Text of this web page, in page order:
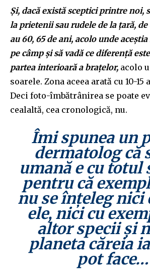
Și, dacă există sceptici printre noi,
la prietenii sau rudele de la țară,
au 60, 65 de ani, acolo unde
pe câmp și să vadă ce diferență
partea interioară a brațelor, acolo
soarele. Zona aceea arată cu 10-
Deci foto-îmbătrânirea se poate
cealaltă, cea cronologică, nu.
Îmi spunea un
dermatolog că
umană e cu totul
pentru că
nu se înțeleg nici
ele, nici cu
altor specii și
planeta căreia
pot face…